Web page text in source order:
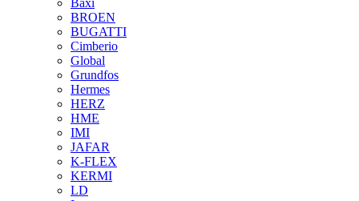
BROEN
BUGATTI
Cimberio
Global
Grundfos
Hermes
HERZ
HME
IMI
JAFAR
K-FLEX
KERMI
LD